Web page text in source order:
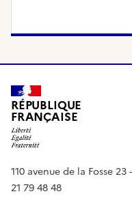
RÉPUBLIQUE
FRANÇAISE
110 avenue de la Fosse
21 79 48 48